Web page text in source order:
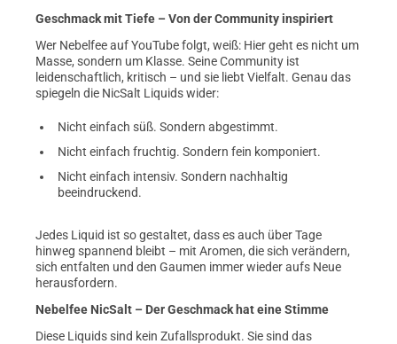
Geschmack mit Tiefe – Von der Community inspiriert
Wer Nebelfee auf YouTube folgt, weiß: Hier geht es nicht um
Masse, sondern um Klasse. Seine Community ist
leidenschaftlich, kritisch – und sie liebt Vielfalt. Genau das
spiegeln die NicSalt Liquids wider:
Nicht einfach süß. Sondern abgestimmt.
Nicht einfach fruchtig. Sondern fein komponiert.
Nicht einfach intensiv. Sondern nachhaltig
beeindruckend.
Jedes Liquid ist so gestaltet, dass es auch über Tage
hinweg spannend bleibt – mit Aromen, die sich verändern,
sich entfalten und den Gaumen immer wieder aufs Neue
herausfordern.
Nebelfee NicSalt – Der Geschmack hat eine Stimme
Diese Liquids sind kein Zufallsprodukt. Sie sind das